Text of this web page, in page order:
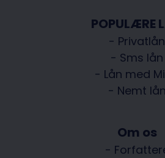
POPULÆRE
- Privatlån
- Sms lån
- Lån med
- Nemt lån
Om os
-